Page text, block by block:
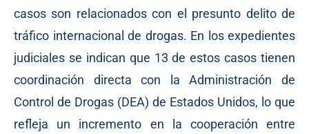
casos son relacionados con el presunto delito de
tráfico internacional de drogas. En los expedientes
judiciales se indican que 13 de estos casos tienen
coordinación directa con la Administración de
Control de Drogas (DEA) de Estados Unidos, lo que
refleja un incremento en la cooperación entre